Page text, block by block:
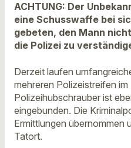
ACHTUNG: Der
eine Schusswaffe bei
gebeten, den Mann
die Polizei zu
Derzeit laufen
mehreren Polizeistreifen
Polizeihubschrauber ist
eingebunden. Die
Ermittlungen übernommen
Tatort.